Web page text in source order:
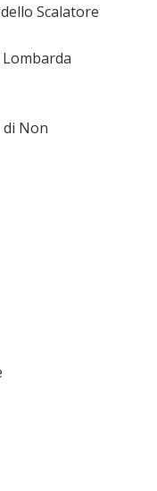
Scalatore
Lombarda
di Non